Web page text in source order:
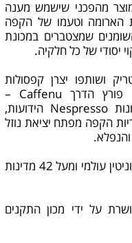
מהפכני שישמש מענה
הארומה וטעמו של הקפה
שמצטברים במכונת
יסודי של כל חלקיה.
ושותפו יצרן קפסולות
מוביל, שחיבר אותם למותג העולמי פורץ הדרך Caffenu –
הקפסולה הבלעדית, המותאמת למכונות Nespresso הידועות,
הקפה מפתח יציאת נוזל
קפסולת הנקיון של Caffenu זכתה למוניטין עולמי ומעל 42 מדינות
על ידי מכון התקנים